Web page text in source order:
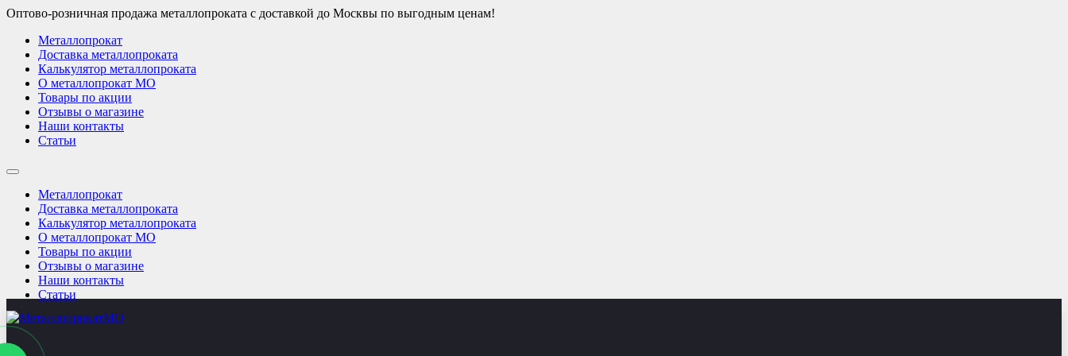
Оптово-розничная продажа металлопроката с доставкой до Москвы по выгодным ценам!
Металлопрокат
Доставка металлопроката
Калькулятор металлопроката
О металлопрокат МО
Товары по акции
Отзывы о магазине
Наши контакты
Статьи
Металлопрокат
Доставка металлопроката
Калькулятор металлопроката
О металлопрокат МО
Товары по акции
Отзывы о магазине
Наши контакты
Статьи